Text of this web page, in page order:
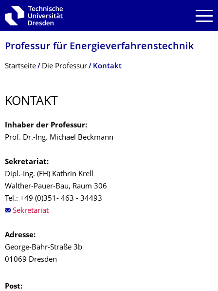
Zur Hauptnavigation springen
Zur Suche springen
Zum Inhalt springen
Professur für Energieverfahrens­technik
Breadcrumb-Menü
Startseite Die Professur Kontakt
KONTAKT
Inhaber der Professur:
Prof. Dr.-Ing. Michael Beckmann
Sekretariat:
Dipl.-Ing. (FH) Kathrin Krell
Walther-Pauer-Bau, Raum 306
Tel.: +49 (0)351- 463 - 34493
Sekretariat
Adresse:
George-Bähr-Straße 3b
01069 Dresden
Post: